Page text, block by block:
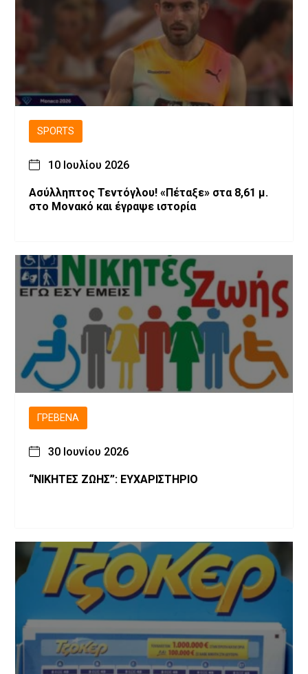
SPORTS
10 Ιουλίου 2026
Ασύλληπτος Τεντόγλου! «Πέταξε» στα 8,61 μ.
στο Μονακό και έγραψε ιστορία
ΓΡΕΒΕΝΆ
30 Ιουνίου 2026
“ΝΙΚΗΤΕΣ ΖΩΗΣ”: ΕΥΧΑΡΙΣΤΗΡΙΟ